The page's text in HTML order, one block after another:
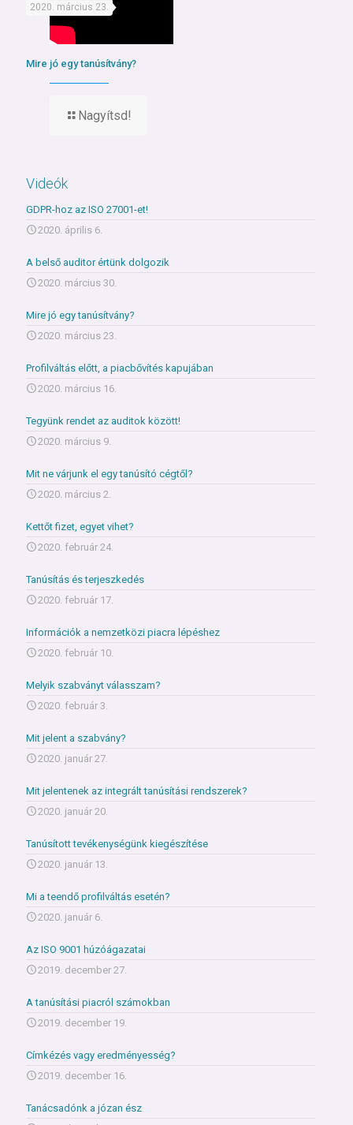
2020. március 23.
Mire jó egy tanúsítvány?
Nagyítsd!
Videók
GDPR-hoz az ISO 27001-et!
2020. április 6.
A belső auditor értünk dolgozik
2020. március 30.
Mire jó egy tanúsítvány?
2020. március 23.
Profilváltás előtt, a piacbővítés kapujában
2020. március 16.
Tegyünk rendet az auditok között!
2020. március 9.
Mit ne várjunk el egy tanúsító cégtől?
2020. március 2.
Kettőt fizet, egyet vihet?
2020. február 24.
Tanúsítás és terjeszkedés
2020. február 17.
Információk a nemzetközi piacra lépéshez
2020. február 10.
Melyik szabványt válasszam?
2020. február 3.
Mit jelent a szabvány?
2020. január 27.
Mit jelentenek az integrált tanúsítási rendszerek?
2020. január 20.
Tanúsított tevékenységünk kiegészítése
2020. január 13.
Mi a teendő profilváltás esetén?
2020. január 6.
Az ISO 9001 húzóágazatai
2019. december 27.
A tanúsítási piacról számokban
2019. december 19.
Címkézés vagy eredményesség?
2019. december 16.
Tanácsadónk a józan ész